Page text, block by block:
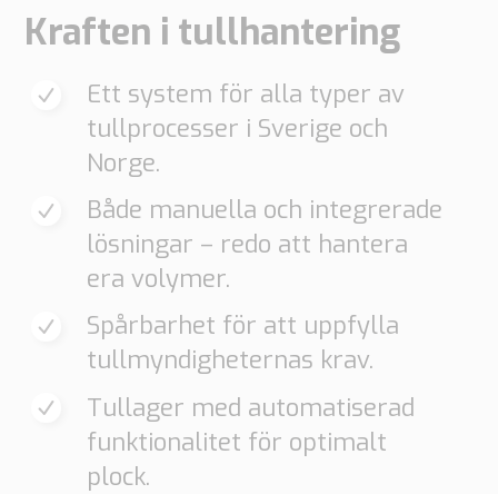
Kraften i tullhantering
Ett system för alla typer av
tullprocesser i Sverige och
Norge.
Både manuella och integrerade
lösningar – redo att hantera
era volymer.
Spårbarhet för att uppfylla
tullmyndigheternas krav.
Tullager med automatiserad
funktionalitet för optimalt
plock.